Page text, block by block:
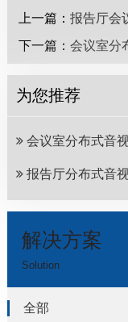
上一篇：报告厅会
下一篇：会议室分
为您推荐
会议室分布式音
报告厅分布式音
解决方案
Solution
全部